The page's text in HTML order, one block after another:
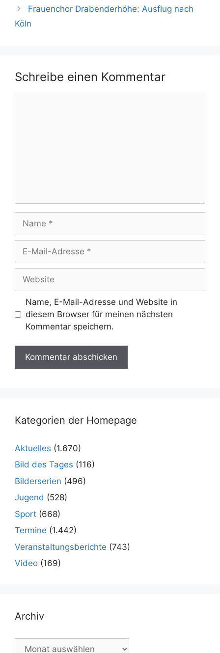
Frauenchor Drabenderhöhe: Ausflug nach
Köln
Schreibe einen Kommentar
Name
Adresse
Website
Name, E-Mail-Adresse und Website in
diesem Browser für meinen nächsten
Kommentar speichern.
Kategorien der Homepage
Aktuelles (1.670)
Bild des Tages (116)
Bilderserien (496)
Jugend (528)
Sport (668)
Termine (1.442)
Veranstaltungsberichte (743)
Video (169)
Archiv
Archiv